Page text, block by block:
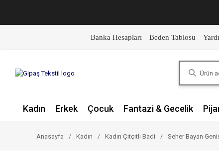
Banka Hesapları Beden Tablosu
Kadın Erkek Çocuk Fantazi & Gecelik
Anasayfa Kadın Kadın Çıtçıtlı Badi Seher Bayan